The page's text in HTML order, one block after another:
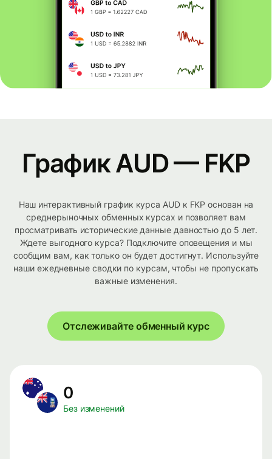
График AUD — FKP
Наш интерактивный график курса AUD к FKP основан на
среднерыночных обменных курсах и позволяет вам
просматривать исторические данные давностью до 5 лет.
Ждете выгодного курса? Подключите оповещения и мы
сообщим вам, как только он будет достигнут. Используйте
наши ежедневные сводки по курсам, чтобы не пропускать
важные изменения.
Отслеживайте обменный курс
0
Без изменений